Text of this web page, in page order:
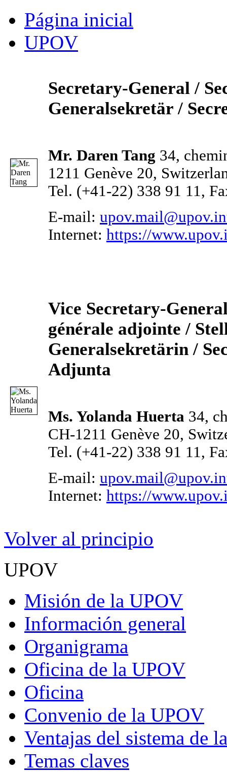
Página inicial
UPOV
Secretary-General /
Generalsekretär /
Mr. Daren Tang 34,
1211 Genève 20,
Tel. (+41-22) 338 91 11,
E-mail:
Internet: https://
Vice Secretary-
générale adjointe /
Generalsekretärin /
Adjunta
Ms. Yolanda Huerta 34,
CH-1211 Genève 20,
Tel. (+41-22) 338 91 11,
E-mail:
Internet: https://
Volver al principio
UPOV
Misión de la UPOV
Información general
Organigrama
Oficina de la UPOV
Oficina
Convenio de la UPOV
Ventajas del sistema de
Temas claves